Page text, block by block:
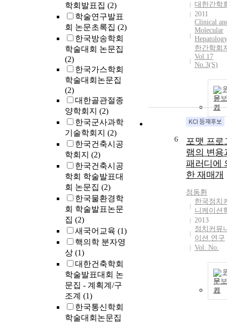
학회발표집 (2)
학술연구발표
회 논문초록집 (2)
한국방송학회
학술대회 논문집
(2)
한국가스학회
학술대회논문집
(2)
대한골관절종
양학회지 (2)
한국군사과학
기술학회지 (2)
한국건축시공
학회지 (2)
한국건축시공
학회 학술발표대
회 논문집 (2)
한국물환경학
회 학술발표논문
집 (2)
새국어교육 (1)
핵의학 분자영
상 (1)
대한건축학회
학술발표대회 논
문집 - 계획계/구
조계 (1)
한국통신학회
학술대회논문집
대한간학
2011
Clinical
Molecular
한간학회
Vol.17
No.3(S)
문보
기
6
포맷 프로
램의 변용
패러디에
한 재매개
정동환
한국정치
니케이션
2013
정치커뮤
이션 연구
Vol. No.
문보
기